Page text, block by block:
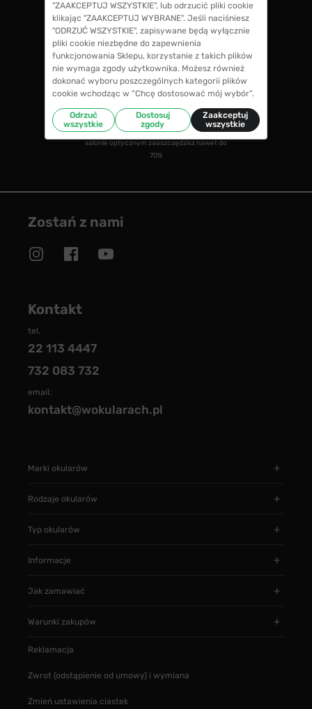
GWARANCJA 100% ZWROTU
jeśli zakup Ci nie odpowiada zwrócimy 100%
kosztów przy zakupie okularów, także koszty
soczewek okularowych!
CENY NIŻSZE NIŻ W SALONIE
w porównaniu ze średnimi cenami okularów w
salonie optycznym zaoszczędzisz nawet do
70%
Zostań z nami
Kontakt
tel.
22 113 4447
732 083 732
email:
kontakt@wokularach.pl
Marki okularów
Rodzaje okularów
Typ okularów
Informacje
Jak zamawiać
Warunki zakupów
Reklamacja
Zwrot (odstąpienie od umowy) i wymiana
Zmień ustawienia ciastek
"ZAAKCEPTUJ WSZYSTKIE", lub odrzucić pliki cookie
klikając "ZAAKCEPTUJ WYBRANE". Jeśli naciśniesz
"ODRZUĆ WSZYSTKIE", zapisywane będą wyłącznie
pliki cookie niezbędne do zapewnienia
funkcjonowania Sklepu, korzystanie z takich plików
nie wymaga zgody użytkownika. Możesz również
dokonać wyboru poszczególnych kategorii plików
cookie wchodząc w “Chcę dostosować mój wybór”.
Odrzuć
wszystkie
Dostosuj
zgody
Zaakceptuj
wszystkie